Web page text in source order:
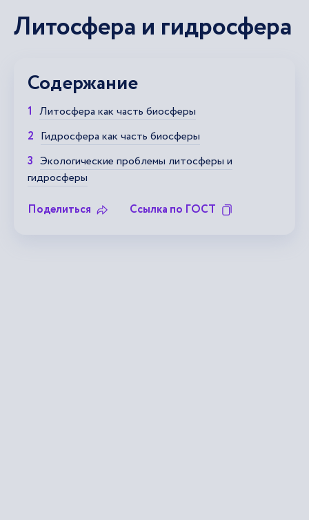
Литосфера и гидросфера
Содержание
Литосфера как часть биосферы
Гидросфера как часть биосферы
Экологические проблемы литосферы и
гидросферы
Поделиться
Ссылка по ГОСТ